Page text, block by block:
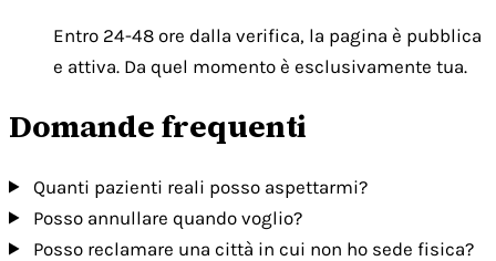
Entro 24-48 ore dalla verifica, la pagina è pubblica
e attiva. Da quel momento è esclusivamente tua.
Domande frequenti
Quanti pazienti reali posso aspettarmi?
Posso annullare quando voglio?
Posso reclamare una città in cui non ho sede fisica?